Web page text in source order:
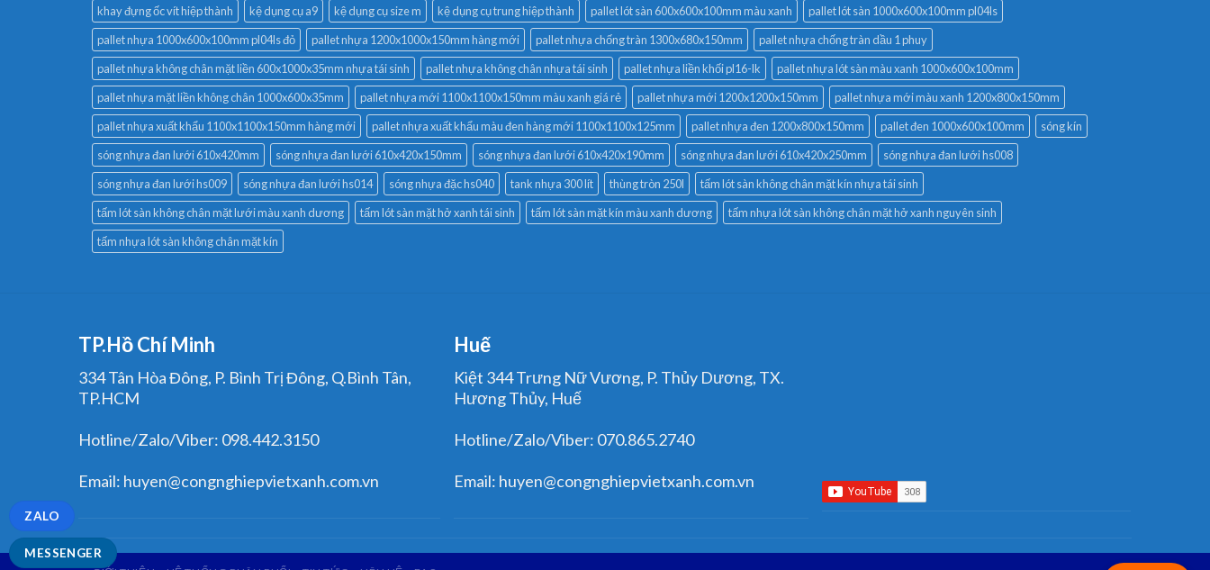
khay đựng ốc vít hiệp thành
kệ dụng cụ a9 kệ dụng cụ size m kệ dụng cụ trung hiệp thành pallet lót sàn 600x600x100mm màu xanh
pallet lót sàn 1000x600x100mm pl04ls
pallet nhựa 1000x600x100mm pl04ls đỏ
pallet nhựa 1200x1000x150mm hàng mới pallet nhựa chống tràn 1300x680x150mm
pallet nhựa chống tràn dầu 1 phuy
pallet nhựa không chân mặt liền 600x1000x35mm nhựa tái sinh
pallet nhựa không chân nhựa tái sinh pallet nhựa liền khối pl16-lk
pallet nhựa lót sàn màu xanh 1000x600x100mm
pallet nhựa mặt liền không chân 1000x600x35mm
pallet nhựa mới 1100x1100x150mm màu xanh giá rẻ pallet nhựa mới 1200x1200x150mm
pallet nhựa mới màu xanh 1200x800x150mm
pallet nhựa xuất khẩu 1100x1100x150mm hàng mới
pallet nhựa xuất khẩu màu đen hàng mới 1100x1100x125mm pallet nhựa đen 1200x800x150mm pallet đen 1000x600x100mm
sóng kín
sóng nhựa đan lưới 610x420mm
sóng nhựa đan lưới 610x420x150mm sóng nhựa đan lưới 610x420x190mm sóng nhựa đan lưới 610x420x250mm
sóng nhựa đan lưới hs008
sóng nhựa đan lưới hs009
sóng nhựa đan lưới hs014 sóng nhựa đặc hs040 tank nhựa 300 lít thùng tròn 250l
tấm lót sàn không chân mặt kín nhựa tái sinh
tấm lót sàn không chân mặt lưới màu xanh dương
tấm lót sàn mặt hở xanh tái sinh tấm lót sàn mặt kín màu xanh dương
tấm nhựa lót sàn không chân mặt hở xanh nguyên sinh
tấm nhựa lót sàn không chân mặt kín
TP.Hồ Chí Minh
334 Tân Hòa Đông, P. Bình Trị Đông, Q.Bình Tân,
TP.HCM
Hotline/Zalo/Viber: 098.442.3150
Email: huyen@congnghiepvietxanh.com.vn
Huế
Kiệt 344 Trưng Nữ Vương, P. Thủy Dương, TX.
Hương Thủy, Huế
Hotline/Zalo/Viber: 070.865.2740
Email: huyen@congnghiepvietxanh.com.vn
MESSENGER
ZALO